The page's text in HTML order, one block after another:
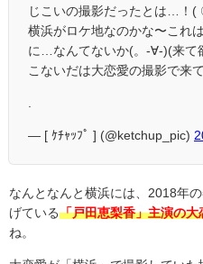
じこいの撮影だったとは…
横浜がロケ地なのかな〜これ
に…なんてないか(。-∀-)(来て
こないだは大恋愛の撮影で来
— [ ｹﾁｬｯﾌﾟ ] (@ketchup_pic)
なんとなんと横浜には、2018年
げている「戸田恵梨香」主演の大
ね。